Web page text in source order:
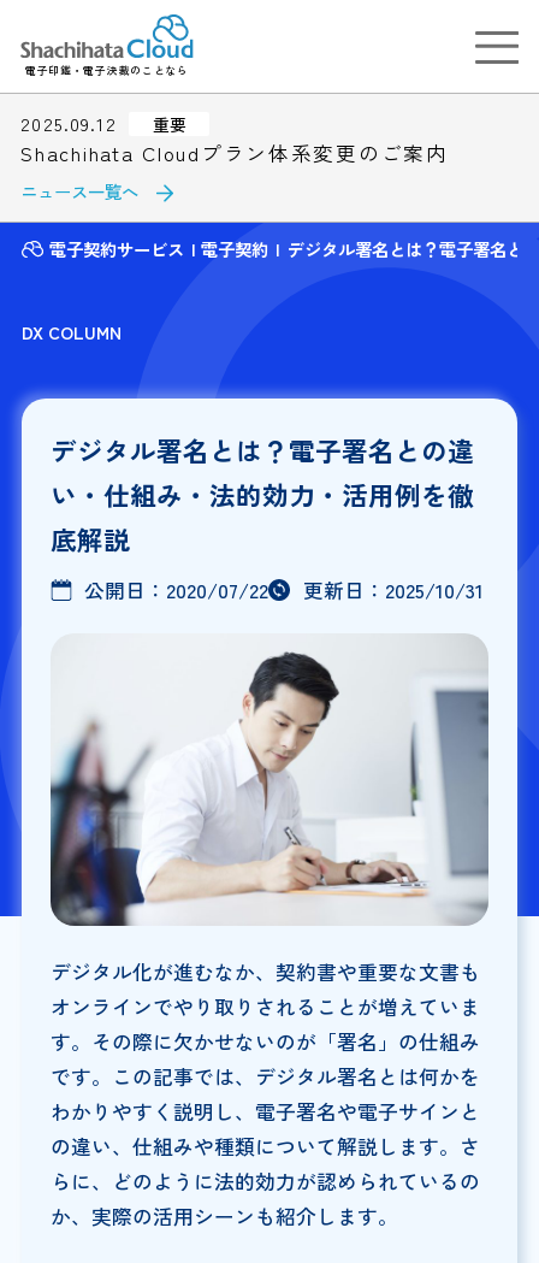
電子印鑑・電子決裁のことなら
2025.09.12 重要
Shachihata Cloudプラン体系変更のご案内
ニュース一覧へ
電子契約サービス 電子契約 デジタル署名とは？電子署名と
DX COLUMN
デジタル署名とは？電子署名との違
い・仕組み・法的効力・活用例を徹
底解説
公開日： 2020/07/22 更新日： 2025/10/31
デジタル化が進むなか、契約書や重要な文書も
オンラインでやり取りされることが増えていま
す。その際に欠かせないのが「署名」の仕組み
です。この記事では、デジタル署名とは何かを
わかりやすく説明し、電子署名や電子サインと
の違い、仕組みや種類について解説します。さ
らに、どのように法的効力が認められているの
か、実際の活用シーンも紹介します。